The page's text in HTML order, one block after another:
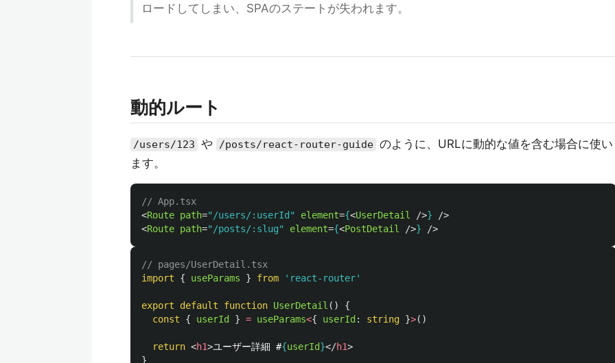
ロードしてしまい、SPAのステートが失われます。
動的ルート
/users/123 や /posts/react-router-guide のように、URLに動的な値を含む場合に使い
ます。
// App.tsx
<Route path="/users/:userId" element={<UserDetail />}
/>
<Route path="/posts/:slug" element={<PostDetail />} />
// pages/UserDetail.tsx
import
{ useParams } from ' react-router'
export default function UserDetail ()
{
const
{ userId } = useParams<{ userId : string }>()
return <h1>ユーザー詳細 #{userId}</h1>
}